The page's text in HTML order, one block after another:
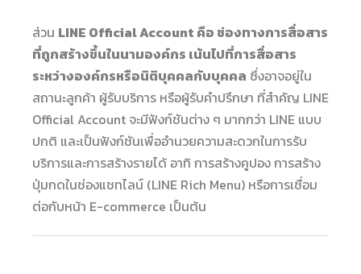
ส่วน LINE Official Account คือ ช่องทางการสื่อสาร
ที่ถูกสร้างขึ้นในนามองค์กร เน้นไปที่การสื่อสาร
ระหว่างองค์กรหรือนิติบุคคลกับบุคคล ซึ่งอาจอยู่ใน
สถานะลูกค้า ผู้รับบริการ หรือผู้รับคำปรึกษา ที่สำคัญ LINE
Official Account จะมีฟังก์ชันต่าง ๆ มากกว่า LINE แบบ
ปกติ และเป็นฟังก์ชันเพื่ออำนวยความสะดวกในการรับ
บริการและการสร้างรายได้ อาทิ การสร้างคูปอง การสร้าง
ปุ่มกดในช่องแชทไลน์ (LINE Rich Menu) หรือการเชื่อม
ต่อกับหน้า E-commerce เป็นต้น